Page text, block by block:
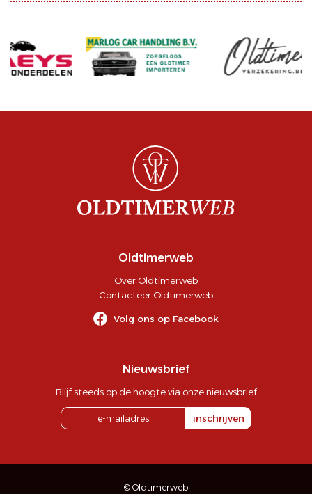
Oldtimerweb
Over Oldtimerweb
Contacteer Oldtimerweb
Volg ons op Facebook
Nieuwsbrief
Blijf steeds op de hoogte via onze nieuwsbrief
inschrijven
© Oldtimerweb